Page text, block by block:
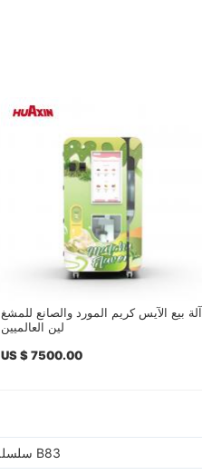
آلة بيع الآيس كريم المورد والصانع للمشغ
لين العالميين
US $ 7500.00
سلسلة B83